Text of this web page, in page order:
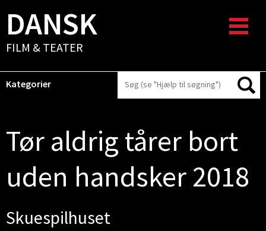
DANSK
FILM & TEATER
Kategorier
Tør aldrig tårer bort
uden handsker 2018
Skuespilhuset